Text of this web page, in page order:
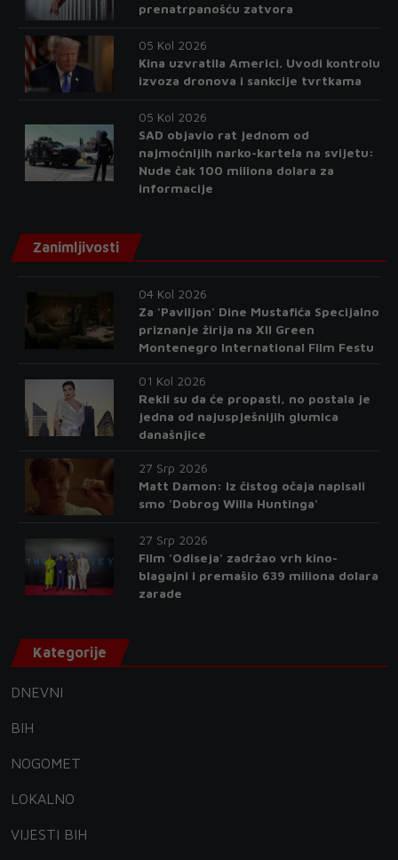
prenatrpanošću zatvora
05 Kol 2026
Kina uzvratila Americi. Uvodi kontrolu
izvoza dronova i sankcije tvrtkama
05 Kol 2026
SAD objavio rat jednom od
najmoćnijih narko-kartela na svijetu:
Nude čak 100 miliona dolara za
informacije
Zanimljivosti
04 Kol 2026
Za 'Paviljon' Dine Mustafića Specijalno
priznanje žirija na XII Green
Montenegro International Film Festu
01 Kol 2026
Rekli su da će propasti, no postala je
jedna od najuspješnijih glumica
današnjice
27 Srp 2026
Matt Damon: Iz čistog očaja napisali
smo 'Dobrog Willa Huntinga'
27 Srp 2026
Film 'Odiseja' zadržao vrh kino-
blagajni i premašio 639 miliona dolara
zarade
Kategorije
DNEVNI
BIH
NOGOMET
LOKALNO
VIJESTI BIH